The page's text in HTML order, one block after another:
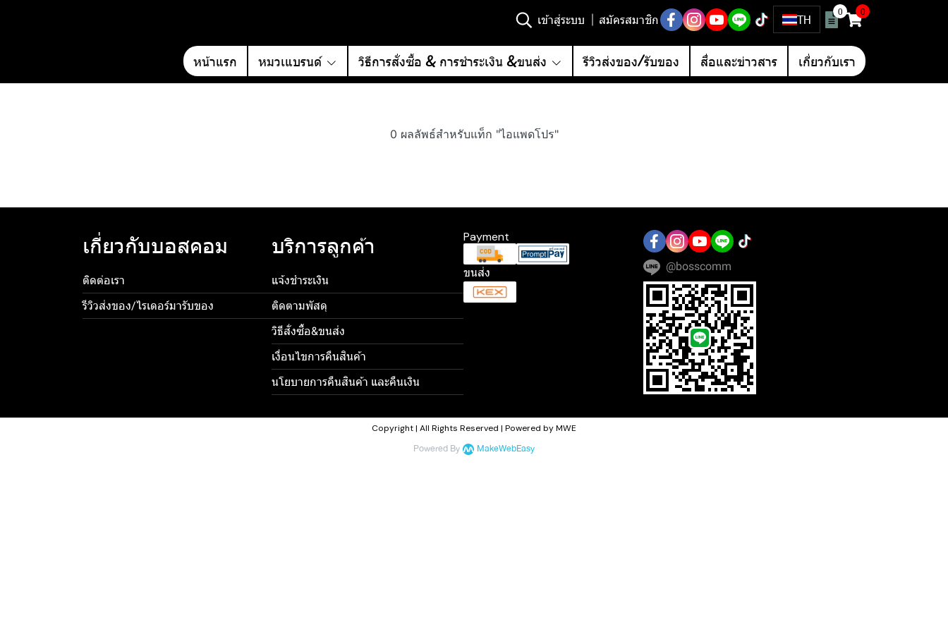
เข้าสู่ระบบ สมัครสมาชิก TH
0 0
หน้าแรก หมวเแบรนด์ วิธีการสั่งซื้อ & การชำระเงิน &ขนส่ง รีวิวส่งของ/รับของ สื่อและข่าวสาร เกี่ยวกับเรา
0 ผลลัพธ์สำหรับแท็ก "ไอแพดโปร"
เกี่ยวกับบอสคอม
ติดต่อเรา
รีวิวส่งของ/ไรเดอร์มารับของ
บริการลูกค้า
แจ้งชำระเงิน
ติดตามพัสดุ
วิธีสั่งซื้อ&ขนส่ง
เงื่อนไขการคืนสินค้า
นโยบายการคืนสินค้า และคืนเงิน
Payment
ขนส่ง @bosscomm
Copyright | All Rights Reserved | Powered by MWE
Powered By MakeWebEasy